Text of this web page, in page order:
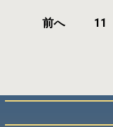
前へ 11